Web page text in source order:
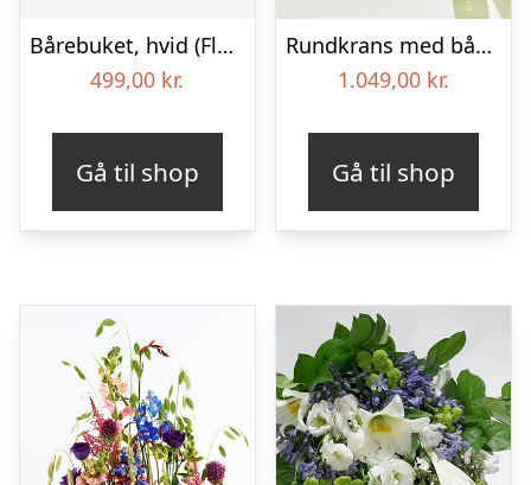
Bårebuket, hvid (Floristens kreative valg) med bånd
499,00 kr.
Gå til shop
Rundkrans med bånd – Floristens kreative valg
1.049,00 kr.
Gå til shop